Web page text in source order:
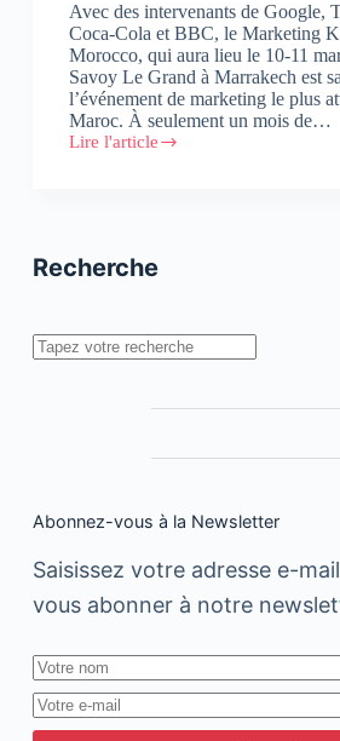
Avec des intervenants de Google,
Coca-Cola et BBC, le Marketing
Morocco, qui aura lieu le 10-11
Savoy Le Grand à Marrakech est
l’événement de marketing le plus
Maroc. À seulement un mois de…
Lire l'article
10
le
Morocco
Recherche
Rechercher
Abonnez-vous à la Newsletter
Saisissez votre adresse e-
vous abonner à notre